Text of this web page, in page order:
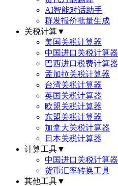
AI智能对话助手
群发报价批量生成
关税计算▼
美国关税计算器
中国进口关税计算器
巴西进口税费计算器
孟加拉关税计算器
台湾关税计算器
英国关税计算器
欧盟关税计算器
东盟关税计算器
加拿大关税计算器
日本关税计算器
计算工具▼
中国进口关税计算器
货币汇率转换工具
其他工具▼